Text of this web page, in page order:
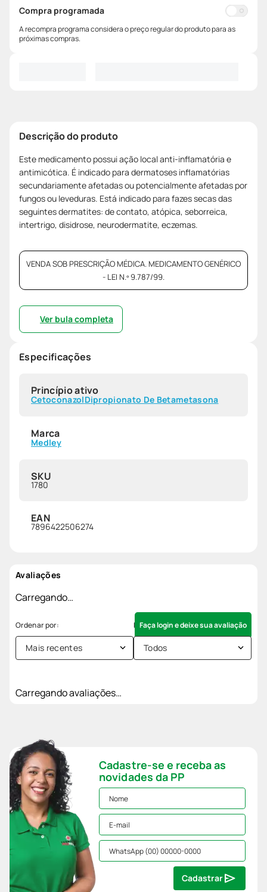
Compra programada
A recompra programa considera o preço regular do produto para as
próximas compras.
Descrição do produto
Este medicamento possui ação local anti-inflamatória e
antimicótica. É indicado para dermatoses inflamatórias
secundariamente afetadas ou potencialmente afetadas por
fungos ou leveduras. Está indicado para fazes secas das
seguintes dermatites: de contato, atópica, seborreica,
intertrigo, disidrose, neurodermatite, eczemas.
VENDA SOB PRESCRIÇÃO MÉDICA. MEDICAMENTO GENÉRICO
- LEI N.º 9.787/99.
Ver bula completa
Especificações
Princípio ativo
CetoconazolDipropionato De Betametasona
Marca
Medley
SKU
1780
EAN
7896422506274
Avaliações
Carregando…
Faça login e deixe sua avaliação
Mais recentes Todos
Carregando avaliações…
Cadastre-se e receba as
novidades da PP
Cadastrar